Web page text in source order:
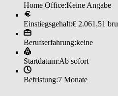
Home Office:Keine Angabe
Einstiegsgehalt:€ 2.061,51
Berufserfahrung:keine
Startdatum:Ab sofort
Befristung:7 Monate